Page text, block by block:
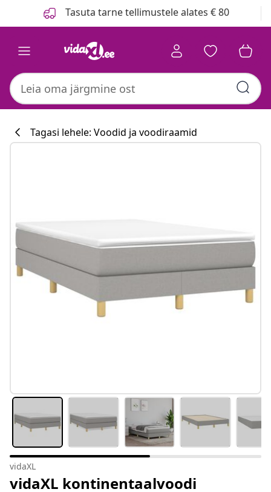
Tasuta tarne tellimustele alates € 80
#sharemevidaxl
Tagasi lehele: Voodid ja voodiraamid
vidaXL
vidaXL kontinentaalvoodi